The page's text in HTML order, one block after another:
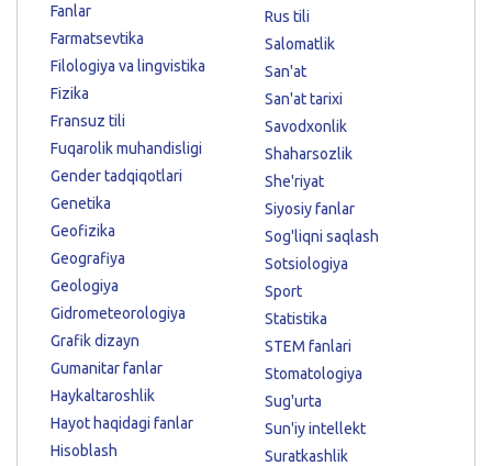
Fanlar
Farmatsevtika
Filologiya va lingvistika
Fizika
Fransuz tili
Fuqarolik muhandisligi
Gender tadqiqotlari
Genetika
Geofizika
Geografiya
Geologiya
Gidrometeorologiya
Grafik dizayn
Gumanitar fanlar
Haykaltaroshlik
Hayot haqidagi fanlar
Hisoblash
Rus tili
Salomatlik
San'at
San'at tarixi
Savodxonlik
Shaharsozlik
She'riyat
Siyosiy fanlar
Sog'liqni saqlash
Sotsiologiya
Sport
Statistika
STEM fanlari
Stomatologiya
Sug'urta
Sun'iy intellekt
Suratkashlik